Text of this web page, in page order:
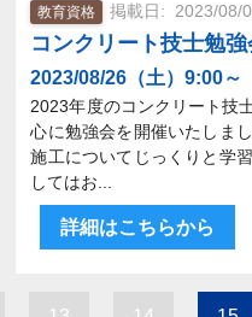
教育資格 2023/08/
2023/08/26（土）9:00～
コンクリート技士勉
2023年度のコンクリート技
心に勉強会を開催いたしま
施工についてじっくりと学
してはお...
詳細はこちらから